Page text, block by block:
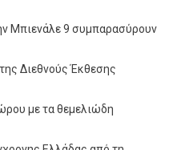
Μπιενάλε 9 συμπαρασύρουν
Διεθνούς Έκθεσης
με τα θεμελιώδη